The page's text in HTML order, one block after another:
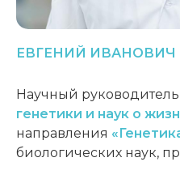
ЕВГЕНИЙ ИВАНОВИЧ
Научный руководитель
генетики и наук о
направления
биологических наук,